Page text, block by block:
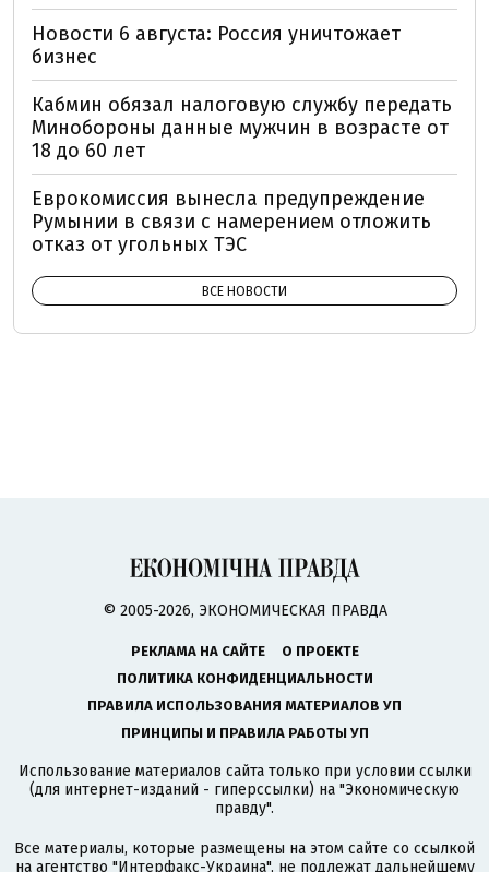
Новости 6 августа: Россия уничтожает
бизнес
Кабмин обязал налоговую службу передать
Минобороны данные мужчин в возрасте от
18 до 60 лет
Еврокомиссия вынесла предупреждение
Румынии в связи с намерением отложить
отказ от угольных ТЭС
ВСЕ НОВОСТИ
© 2005-2026, ЭКОНОМИЧЕСКАЯ ПРАВДА
РЕКЛАМА НА САЙТЕ
О ПРОЕКТЕ
ПОЛИТИКА КОНФИДЕНЦИАЛЬНОСТИ
ПРАВИЛА ИСПОЛЬЗОВАНИЯ МАТЕРИАЛОВ УП
ПРИНЦИПЫ И ПРАВИЛА РАБОТЫ УП
Использование материалов сайта только при условии ссылки
(для интернет-изданий - гиперссылки) на "Экономическую
правду".
Все материалы, которые размещены на этом сайте со ссылкой
на агентство "Интерфакс-Украина", не подлежат дальнейшему